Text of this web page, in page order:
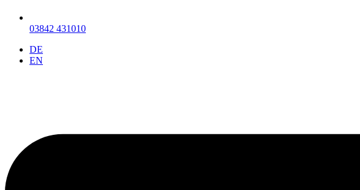
03842 431010
DE
EN